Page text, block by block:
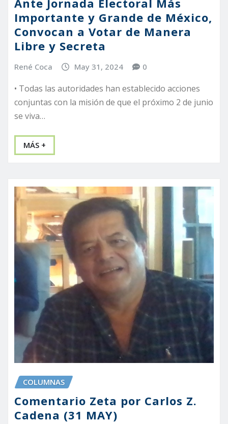
Ante Jornada Electoral Más
Importante y Grande de México,
Convocan a Votar de Manera
Libre y Secreta
René Coca May 31, 2024 0
• Todas las autoridades han establecido acciones
conjuntas con la misión de que el próximo 2 de junio
se viva…
MÁS +
COLUMNAS
Comentario Zeta por Carlos Z.
Cadena (31 MAY)